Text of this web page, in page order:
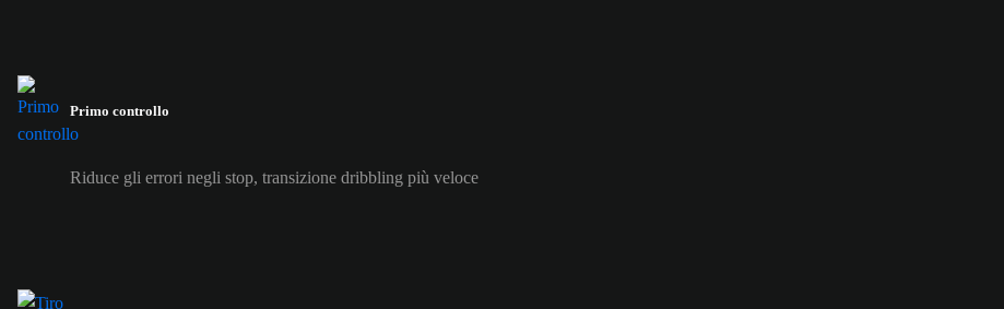
Primo controllo
Riduce gli errori negli stop, transizione dribbling più veloce